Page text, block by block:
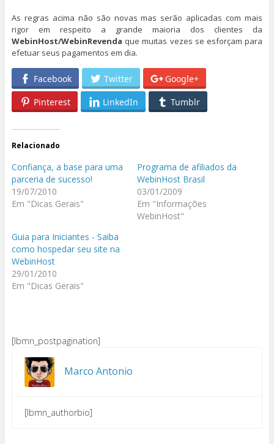
As regras acima não são novas mas serão aplicadas com mais
rigor em respeito a grande maioria dos clientes da
WebinHost/WebinRevenda que muitas vezes se esforçam para
efetuar seus pagamentos em dia.
Facebook Twitter
Google+
Pinterest
LinkedIn Tumblr
Relacionado
Confiança, a base para uma
parceria de sucesso!
19/07/2010
Em "Dicas Gerais"
Programa de afiliados da
WebinHost Brasil
03/01/2009
Em "Informações
WebinHost"
Guia para Iniciantes - Saiba
como hospedar seu site na
WebinHost
29/01/2010
Em "Dicas Gerais"
[lbmn_postpagination]
Marco Antonio
[lbmn_authorbio]